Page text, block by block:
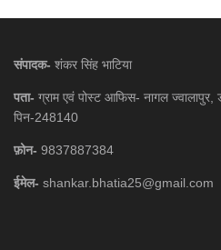
संपादक- शंकर सिंह भाटिया
पता- ग्राम एवं पोस्ट आफिस- नागल ज्वालापुर,
पिन-248140
फ़ोन- 9837887384
ईमेल- shankar.bhatia25@gmail.com